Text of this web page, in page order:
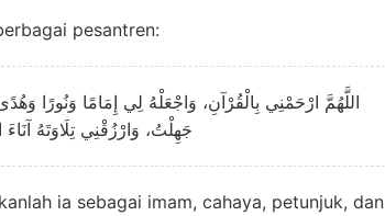
pesantren:
اللَّهُمَّ ارْحَمْنِي بِالْقُرْآنِ، وَاجْعَلْهُ لِي إِمَامًا وَنُورًا
جَهِلْتُ، وَارْزُقْنِي تِلَاوَتَهُ
ia sebagai imam, cahaya, petunjuk, dan